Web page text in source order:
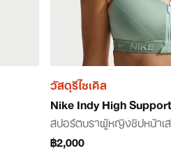
วัสดุรีไซเคิล
Nike Indy High Support
สปอร์ตบราผู้หญิงซิปหน้าเ
฿2,000